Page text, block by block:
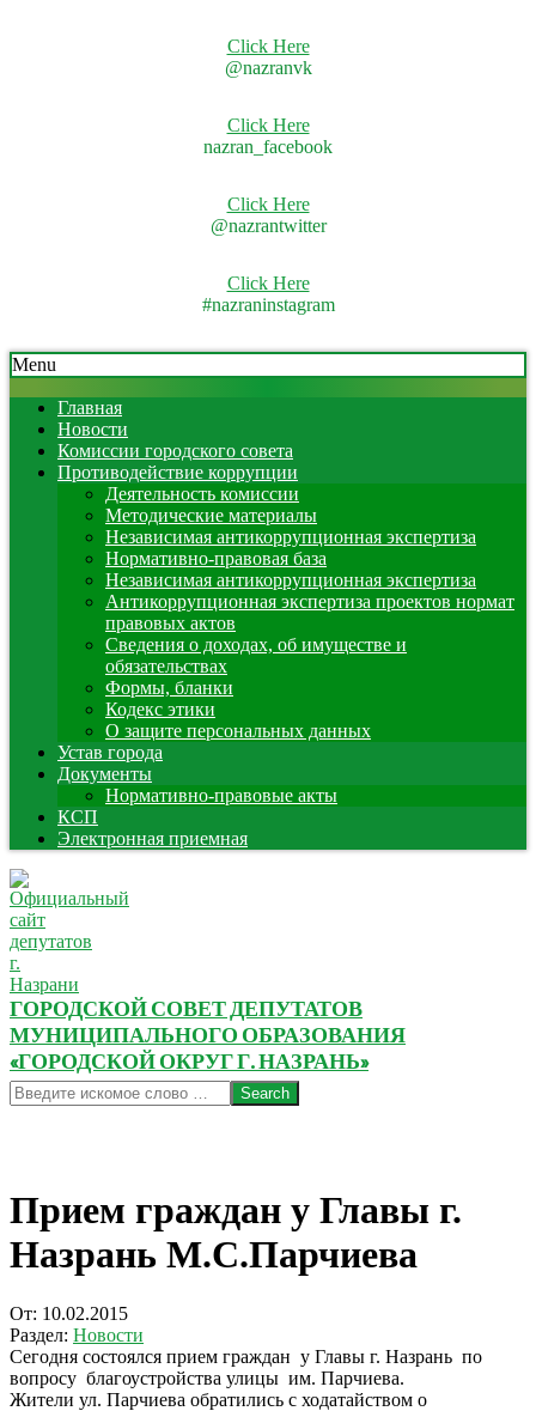
Click Here
@nazranvk
Click Here
nazran_facebook
Click Here
@nazrantwitter
Click Here
#nazraninstagram
Skip
to
content
Secondary
Navigation
Menu
Menu
Главная
Новости
Комиссии городского совета
Противодействие коррупции
Деятельность комиссии
Методические материалы
Независимая антикоррупционная экспертиза
Нормативно-правовая база
Независимая антикоррупционная экспертиза
Антикоррупционная экспертиза проектов нормат
правовых актов
Сведения о доходах, об имуществе и
обязательствах
Формы, бланки
Кодекс этики
О защите персональных данных
Устав города
Документы
Нормативно-правовые акты
КСП
Электронная приемная
ГОРОДСКОЙ СОВЕТ ДЕПУТАТОВ
МУНИЦИПАЛЬНОГО ОБРАЗОВАНИЯ
«ГОРОДСКОЙ ОКРУГ Г. НАЗРАНЬ»
Search
Прием граждан у Главы г.
Назрань М.С.Парчиева
От: 10.02.2015
Раздел: Новости
Сегодня состоялся прием граждан у Главы г. Назрань по
вопросу благоустройства улицы им. Парчиева.
Жители ул. Парчиева обратились с ходатайством о